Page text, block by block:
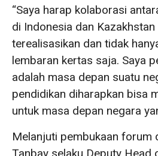
“Saya harap kolaborasi
di Indonesia dan
terealisasikan dan tidak
lembaran kertas saja. Saya
adalah masa depan suatu
pendidikan diharapkan bisa
untuk masa depan negara
Melanjuti pembukaan forum
Tanbay selaku Deputy Head